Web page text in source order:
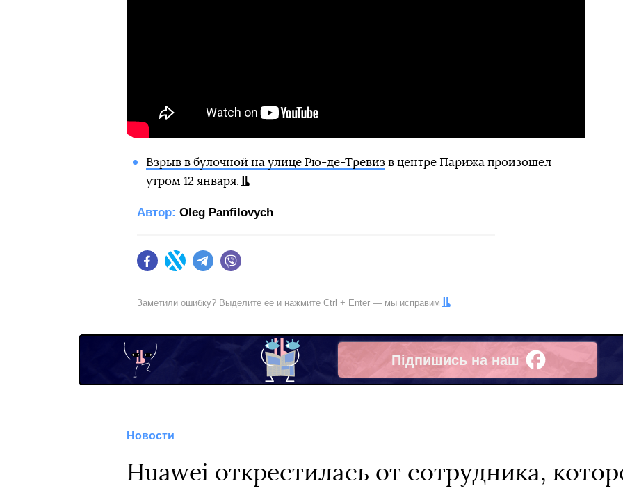
Взрыв в булочной на улице Рю-де-Тревизв центре Парижа произошел
утром 12 января.
Автор: Oleg Panfilovych
FacebookTwitter Telegram
Заметили ошибку? Выделите ее и нажмите Ctrl + Enter — мы исправим
Підпишись на наш
Facebook
Новости
Huawei открестилась от сотрудника,